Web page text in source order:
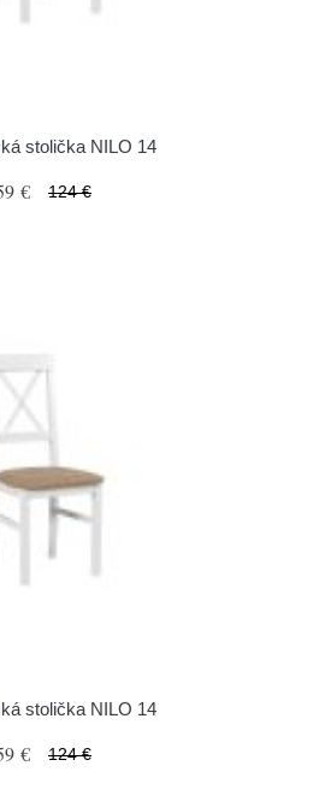
stolička NILO 14
€ 124 €
stolička NILO 14
€ 124 €